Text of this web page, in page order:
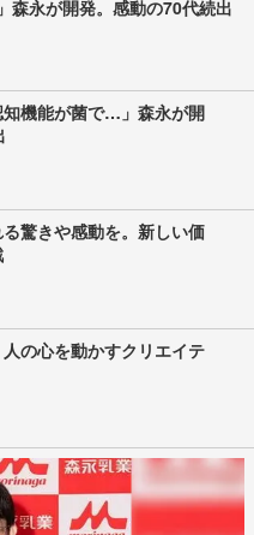
森永が開発。感動の70代続出
知機能が菌で…」森永が開
る驚きや感動を。新しい価
人の心を動かすクリエイテ